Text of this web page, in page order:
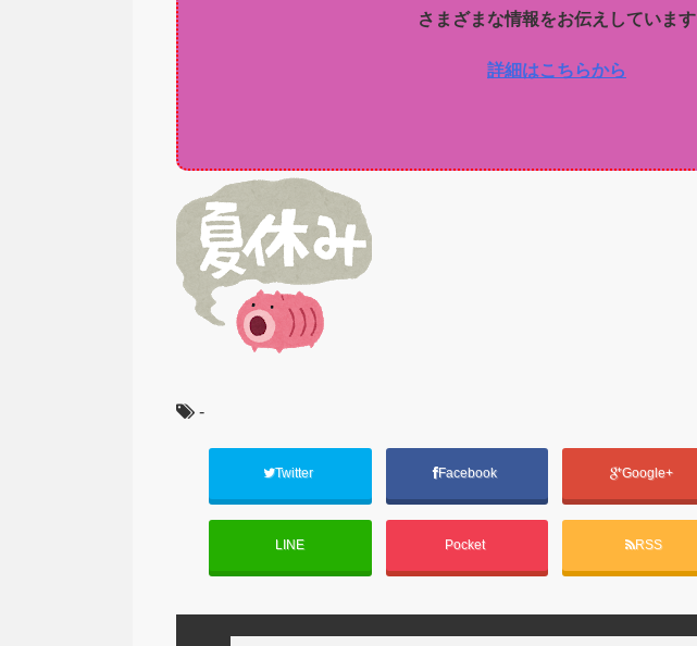
さまざまな情報をお伝えしています
詳細はこちらから
-
Twitter Facebook Google+
LINE Pocket RSS